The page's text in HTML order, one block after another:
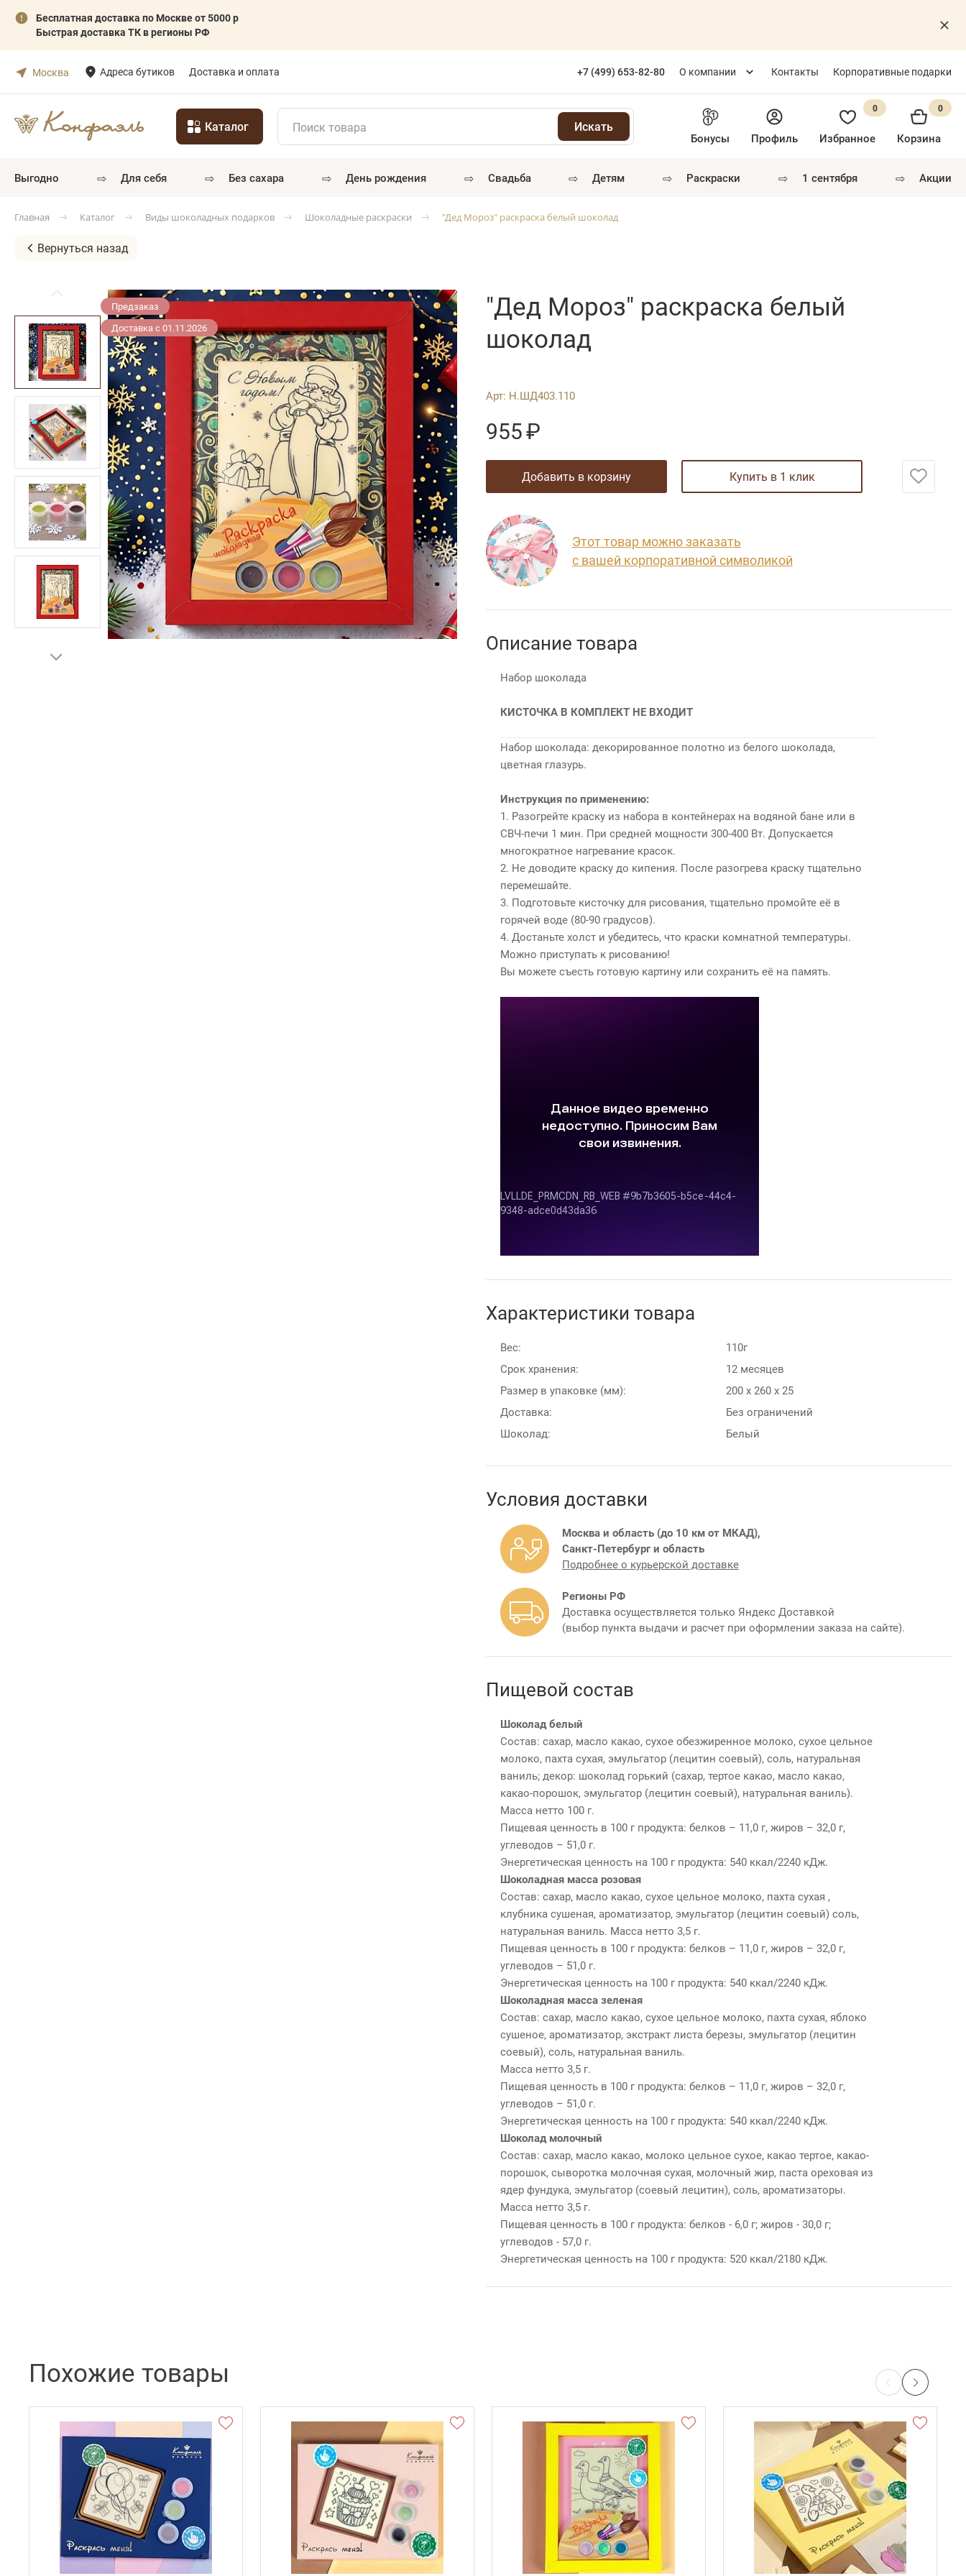
Бесплатная доставка по Москве от 5000 р
Быстрая доставка ТК в регионы РФ
Москва Адреса бутиков Доставка и оплата +7 (499) 653-82-80 О компании Контакты Корпоративные подарки
Каталог
Бонусы Профиль Избранное
0
Корзина
0
выгодно ⇨ для себя ⇨ без сахара ⇨ день рождения ⇨ свадьба ⇨ детям ⇨ раскраски ⇨ 1 сентября ⇨ акции
Главная Каталог Виды шоколадных подарков Шоколадные раскраски "Дед Мороз" раскраска белый шоколад
Вернуться назад
Предзаказ
Доставка с 01.11.2026
"Дед Мороз" раскраска белый
шоколад
Арт: Н.ШД403.110
955₽
добавить в корзину купить в 1 клик
Этот товар можно заказать
с вашей корпоративной символикой
Описание товара
Набор шоколада
КИСТОЧКА В КОМПЛЕКТ НЕ ВХОДИТ
Набор шоколада: декорированное полотно из белого шоколада,
цветная глазурь.
Инструкция по применению:
1. Разогрейте краску из набора в контейнерах на водяной бане или в
СВЧ-печи 1 мин. При средней мощности 300-400 Вт. Допускается
многократное нагревание красок.
2. Не доводите краску до кипения. После разогрева краску тщательно
перемешайте.
3. Подготовьте кисточку для рисования, тщательно промойте её в
горячей воде (80-90 градусов).
4. Достаньте холст и убедитесь, что краски комнатной температуры.
Можно приступать к рисованию!
Вы можете съесть готовую картину или сохранить её на память.
Характеристики товара
Вес:
110г
Срок хранения:
12 месяцев
Размер в упаковке (мм):
200 х 260 х 25
Доставка:
Без ограничений
Шоколад:
Белый
Условия доставки
Москва и область (до 10 км от МКАД),
Санкт-Петербург и область
Подробнее о курьерской доставке
Регионы РФ
Доставка осуществляется только Яндекс Доставкой
(выбор пункта выдачи и расчет при оформлении заказа на сайте).
Пищевой состав
Шоколад белый
Состав: сахар, масло какао, сухое обезжиренное молоко, сухое цельное
молоко, пахта сухая, эмульгатор (лецитин соевый), соль, натуральная
ваниль; декор: шоколад горький (сахар, тертое какао, масло какао,
какао-порошок, эмульгатор (лецитин соевый), натуральная ваниль).
Масса нетто 100 г.
Пищевая ценность в 100 г продукта: белков – 11,0 г, жиров – 32,0 г,
углеводов – 51,0 г.
Энергетическая ценность на 100 г продукта: 540 ккал/2240 кДж.
Шоколадная масса розовая
Состав: сахар, масло какао, сухое цельное молоко, пахта сухая ,
клубника сушеная, ароматизатор, эмульгатор (лецитин соевый) соль,
натуральная ваниль. Масса нетто 3,5 г.
Пищевая ценность в 100 г продукта: белков – 11,0 г, жиров – 32,0 г,
углеводов – 51,0 г.
Энергетическая ценность на 100 г продукта: 540 ккал/2240 кДж.
Шоколадная масса зеленая
Состав: сахар, масло какао, сухое цельное молоко, пахта сухая, яблоко
сушеное, ароматизатор, экстракт листа березы, эмульгатор (лецитин
соевый), соль, натуральная ваниль.
Масса нетто 3,5 г.
Пищевая ценность в 100 г продукта: белков – 11,0 г, жиров – 32,0 г,
углеводов – 51,0 г.
Энергетическая ценность на 100 г продукта: 540 ккал/2240 кДж.
Шоколад молочный
Состав: сахар, масло какао, молоко цельное сухое, какао тертое, какао-
порошок, сыворотка молочная сухая, молочный жир, паста ореховая из
ядер фундука, эмульгатор (соевый лецитин), соль, ароматизаторы.
Масса нетто 3,5 г.
Пищевая ценность в 100 г продукта: белков - 6,0 г; жиров - 30,0 г;
углеводов - 57,0 г.
Энергетическая ценность на 100 г продукта: 520 ккал/2180 кДж.
Похожие товары